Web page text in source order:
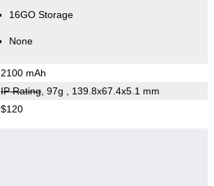
16GO Storage
None
2100 mAh
IP Rating, 97g , 139.8x67.4x5.1 mm
$120